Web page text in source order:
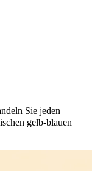
Sie jeden
gelb-blauen